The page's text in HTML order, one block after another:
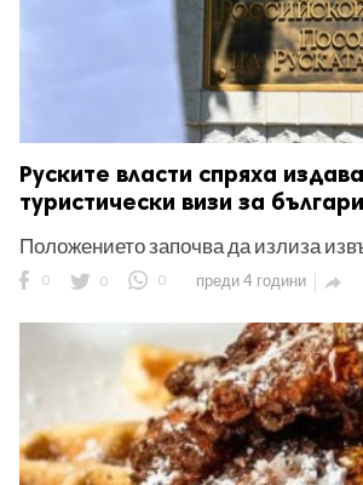
Руските власти спряха
туристически визи за
Положението започва да излиза
0 0 0 преди 4 години 